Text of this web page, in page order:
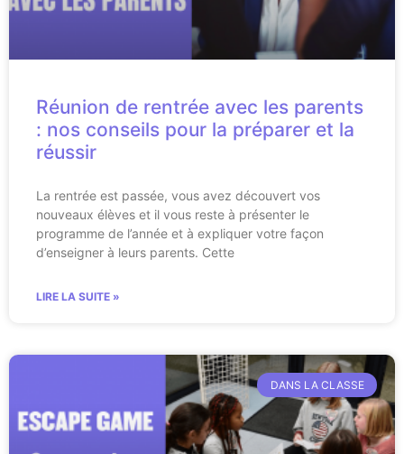
Réunion de rentrée avec les parents
: nos conseils pour la préparer et la
réussir
La rentrée est passée, vous avez découvert vos
nouveaux élèves et il vous reste à présenter le
programme de l’année et à expliquer votre façon
d’enseigner à leurs parents. Cette
LIRE LA SUITE »
DANS LA CLASSE